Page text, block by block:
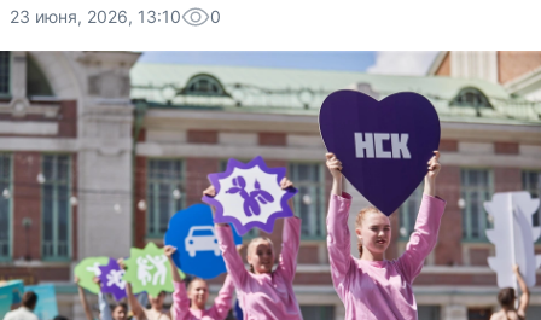
23 июня, 2026, 13:10 0